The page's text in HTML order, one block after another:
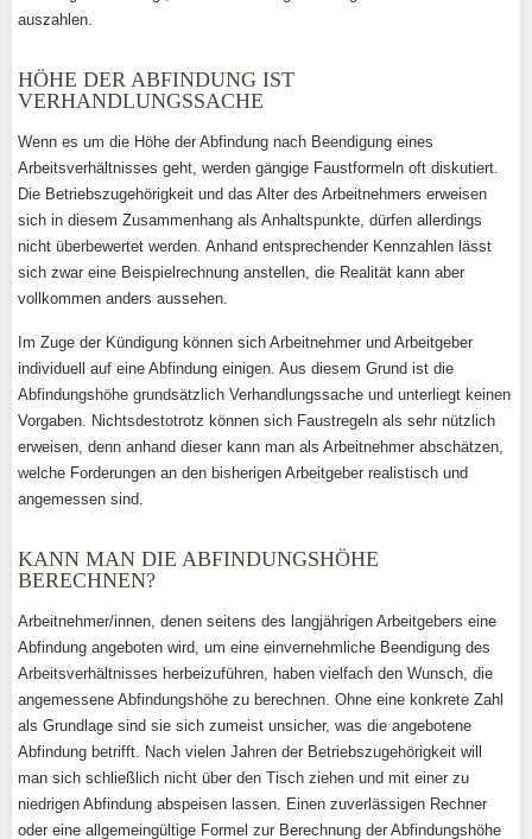
auszahlen.
HÖHE DER ABFINDUNG IST
VERHANDLUNGSSACHE
Wenn es um die Höhe der Abfindung nach Beendigung eines
Arbeitsverhältnisses geht, werden gängige Faustformeln oft diskutiert.
Die Betriebszugehörigkeit und das Alter des Arbeitnehmers erweisen
sich in diesem Zusammenhang als Anhaltspunkte, dürfen allerdings
nicht überbewertet werden. Anhand entsprechender Kennzahlen lässt
sich zwar eine Beispielrechnung anstellen, die Realität kann aber
vollkommen anders aussehen.
Im Zuge der Kündigung können sich Arbeitnehmer und Arbeitgeber
individuell auf eine Abfindung einigen. Aus diesem Grund ist die
Abfindungshöhe grundsätzlich Verhandlungssache und unterliegt keinen
Vorgaben. Nichtsdestotrotz können sich Faustregeln als sehr nützlich
erweisen, denn anhand dieser kann man als Arbeitnehmer abschätzen,
welche Forderungen an den bisherigen Arbeitgeber realistisch und
angemessen sind.
KANN MAN DIE ABFINDUNGSHÖHE
BERECHNEN?
Arbeitnehmer/innen, denen seitens des langjährigen Arbeitgebers eine
Abfindung angeboten wird, um eine einvernehmliche Beendigung des
Arbeitsverhältnisses herbeizuführen, haben vielfach den Wunsch, die
angemessene Abfindungshöhe zu berechnen. Ohne eine konkrete Zahl
als Grundlage sind sie sich zumeist unsicher, was die angebotene
Abfindung betrifft. Nach vielen Jahren der Betriebszugehörigkeit will
man sich schließlich nicht über den Tisch ziehen und mit einer zu
niedrigen Abfindung abspeisen lassen. Einen zuverlässigen Rechner
oder eine allgemeingültige Formel zur Berechnung der Abfindungshöhe